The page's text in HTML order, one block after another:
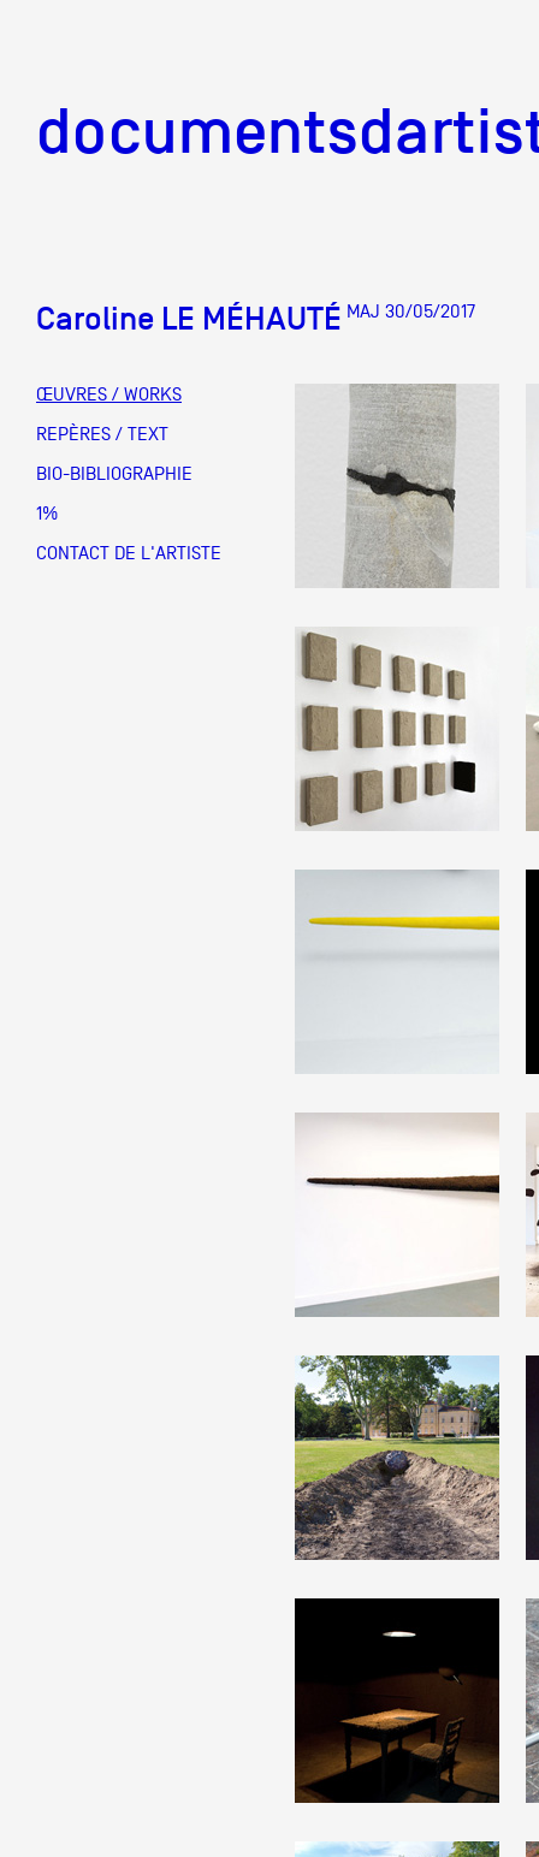
Partenaires
Crédits
Actions
Documentation
Production vidéo
1% œuvres
Réseau
De A à Z
Année par année
Caroline LE MÉHAUTÉ MAJ 30/05/2017
ŒUVRES / WORKS
REPÈRES / TEXT
BIO-BIBLIOGRAPHIE
1%
CONTACT DE L'ARTISTE